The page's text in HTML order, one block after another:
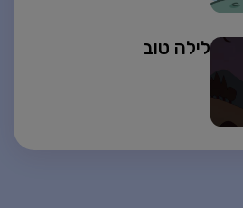
לילה טוב